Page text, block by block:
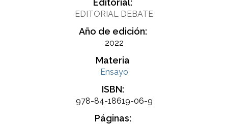
Editorial:
EDITORIAL DEBATE
Año de edición:
2022
Materia
Ensayo
ISBN:
978-84-18619-06-9
Páginas: